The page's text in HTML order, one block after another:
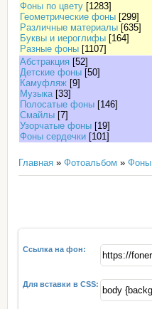
Фоны по цвету [1283]
Геометрические фоны [299]
Различные материалы [635]
Буквы и иероглифы [164]
Разные фоны [1107]
Абстракция [52]
Детские фоны [50]
Камуфляж [9]
Музыка [33]
Полосатые фоны [146]
Смайлы [7]
Узорчатые фоны [19]
Фоны сердечки [101]
Главная » Фотоальбом » Фоны
Ссылка на фон:
Для вставки в CSS: